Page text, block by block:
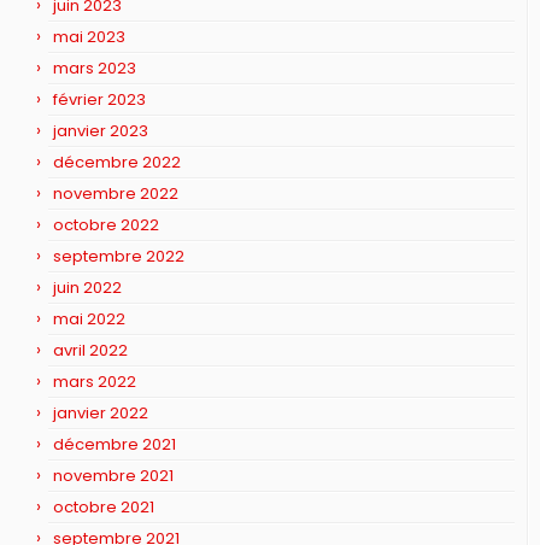
juin 2023
mai 2023
mars 2023
février 2023
janvier 2023
décembre 2022
novembre 2022
octobre 2022
septembre 2022
juin 2022
mai 2022
avril 2022
mars 2022
janvier 2022
décembre 2021
novembre 2021
octobre 2021
septembre 2021